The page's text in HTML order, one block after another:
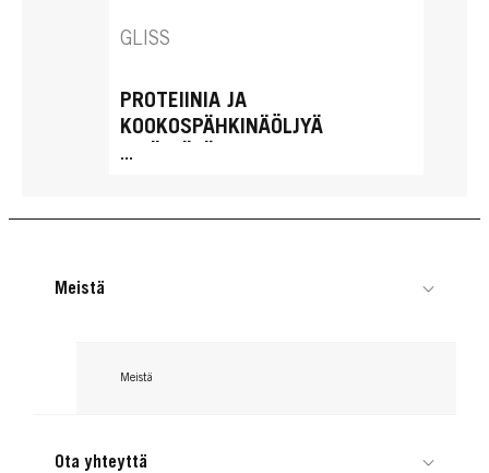
GLISS
PROTEIINIA JA
KOOKOSPÄHKINÄÖLJYÄ
SISÄLTÄVÄ 4-IN-1 MOISTURE
...
Meistä
Meistä
Ota yhteyttä